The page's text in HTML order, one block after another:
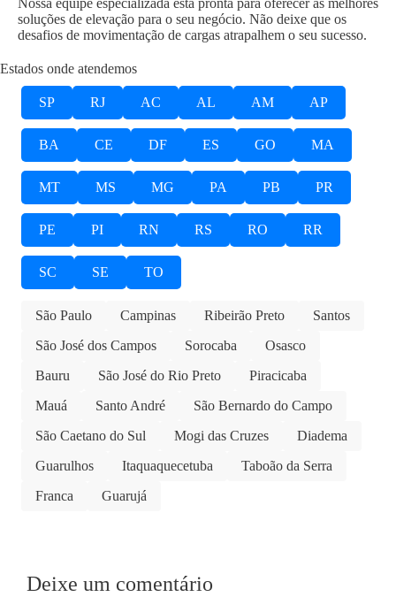
Nossa equipe especializada está pronta para oferecer as melhores
soluções de elevação para o seu negócio. Não deixe que os
desafios de movimentação de cargas atrapalhem o seu sucesso.
Estados onde atendemos
SP RJ AC AL AM AP
BA CE DF ES GO MA
MT MS MG PA PB PR
PE PI RN RS RO RR
SC SE TO
São Paulo Campinas Ribeirão Preto
Santos
São José dos Campos
Sorocaba
Osasco
Bauru
São José do Rio Preto
Piracicaba
Mauá
Santo André
São Bernardo do Campo
São Caetano do Sul
Mogi das Cruzes
Diadema
Guarulhos
Itaquaquecetuba
Taboão da Serra
Franca
Guarujá
Deixe um comentário